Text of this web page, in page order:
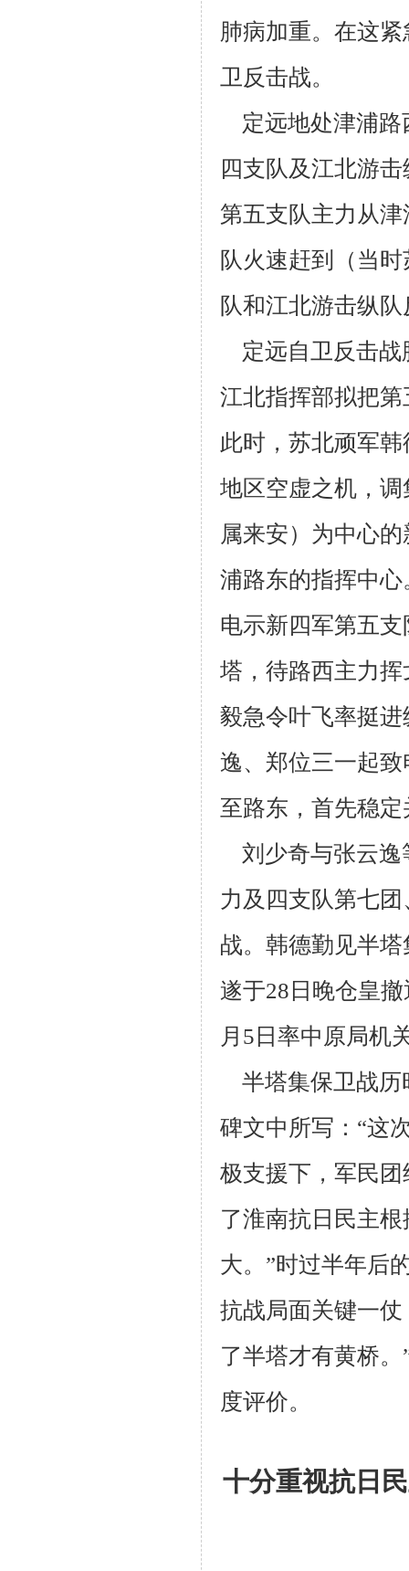
肺病加重。在这
卫反击战。
定远地处津浦路
四支队及江北游
第五支队主力从津
队火速赶到（当
队和江北游击纵
定远自卫反击战
江北指挥部拟把
此时，苏北顽军韩
地区空虚之机，
属来安）为中心
浦路东的指挥中
电示新四军第五支
塔，待路西主力
毅急令叶飞率挺
逸、郑位三一起
至路东，首先稳
刘少奇与张云逸
力及四支队第七
战。韩德勤见半塔
遂于28日晚仓皇
月5日率中原局机
半塔集保卫战历
碑文中所写：“这
极支援下，军民团
了淮南抗日 民主
大。”时过半年后
抗战局面关键一
了半塔才有黄桥。
度评价。
十分重视抗日